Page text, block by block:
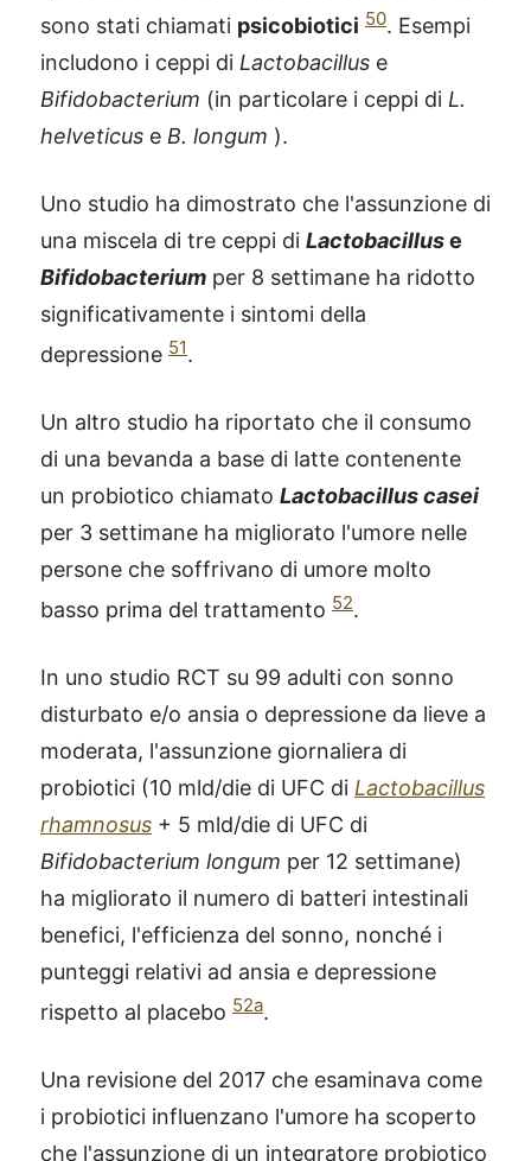
sono stati chiamati psicobiotici 50. Esempi
includono i ceppi di Lactobacillus e
Bifidobacterium (in particolare i ceppi di L.
helveticus e B. longum ).
Uno studio ha dimostrato che l'assunzione di
una miscela di tre ceppi di Lactobacilluse
Bifidobacterium per 8 settimane ha ridotto
significativamente i sintomi della
depressione 51.
Un altro studio ha riportato che il consumo
di una bevanda a base di latte contenente
un probiotico chiamato Lactobacillus casei
per 3 settimane ha migliorato l'umore nelle
persone che soffrivano di umore molto
basso prima del trattamento 52.
In uno studio RCT su 99 adulti con sonno
disturbato e/o ansia o depressione da lieve a
moderata, l'assunzione giornaliera di
probiotici (10 mld/die di UFC di Lactobacillus
rhamnosus + 5 mld/die di UFC di
Bifidobacterium longum per 12 settimane)
ha migliorato il numero di batteri intestinali
benefici, l'efficienza del sonno, nonché i
punteggi relativi ad ansia e depressione
rispetto al placebo 52a.
Una revisione del 2017 che esaminava come
i probiotici influenzano l'umore ha scoperto
che l'assunzione di un integratore probiotico
®
SCOPRI COME FUNZIONA